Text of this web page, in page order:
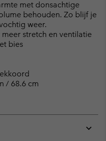
met donsachtige
behouden. Zo blijf je
weer.
stretch en ventilatie
bies
/ 68.6 cm